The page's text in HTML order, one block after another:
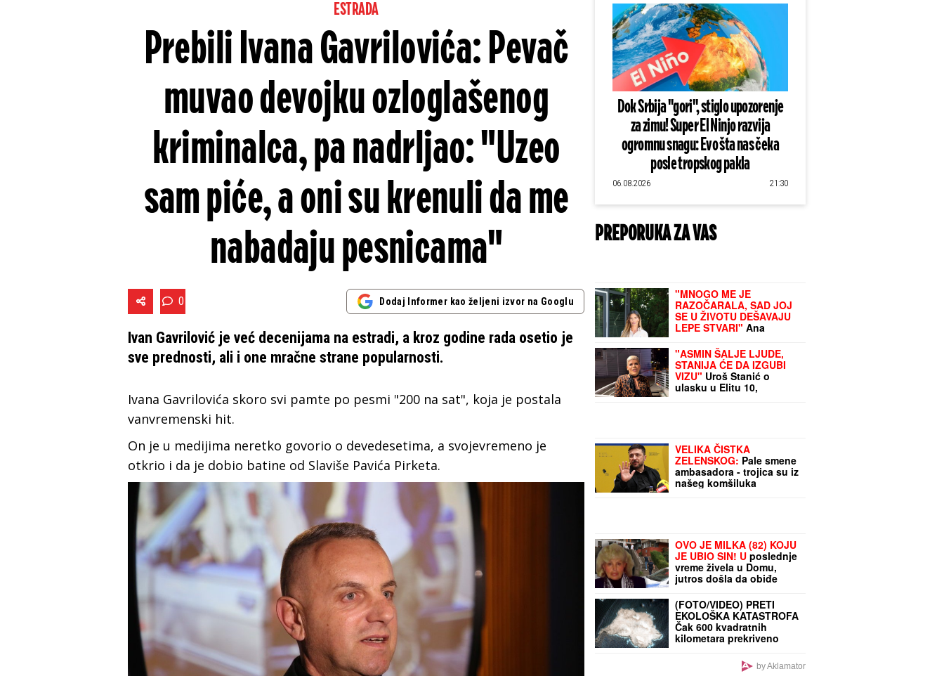
ESTRADA
Prebili Ivana Gavrilovića: Pevač
muvao devojku ozloglašenog
kriminalca, pa nadrljao: "Uzeo
sam piće, a oni su krenuli da me
nabadaju pesnicama"
0 Dodaj Informer kao željeni izvor na Googlu
Ivan Gavrilović je već decenijama na estradi, a kroz godine rada osetio je
sve prednosti, ali i one mračne strane popularnosti.
Ivana Gavrilovića skoro svi pamte po pesmi "200 na sat", koja je postala
vanvremenski hit.
On je u medijima neretko govorio o devedesetima, a svojevremeno je
otkrio i da je dobio batine od Slaviše Pavića Pirketa.
Dok Srbija "gori", stiglo upozorenje
za zimu! Super El Ninjo razvija
ogromnu snagu: Evo šta nas čeka
posle tropskog pakla
06.08.2026 21:30
PREPORUKA ZA VAS
"MNOGO ME JE
RAZOČARALA, SAD JOJ
SE U ŽIVOTU DEŠAVAJU
LEPE STVARI" Ana
je povredila rijaliti
zvezda: "Kako radite,
TOME SE I NADAJTE!"
"ASMIN ŠALJE LJUDE,
STANIJA ĆE DA IZGUBI
VIZU" Uroš Stanić o
ulasku u Elitu 10,
VELIKA ČISTKA
ZELENSKOG: Pale smene
ambasadora - trojica su iz
našeg komšiluka
OVO JE MILKA (82) KOJU
JE UBIO SIN! U poslednje
vreme živela u Domu,
jutros došla da obiđe
sina, a on je TUKAO DO
SMRTI! (FOTO, VIDEO)
(FOTO/VIDEO) PRETI
EKOLOŠKA KATASTROFA
Čak 600 kvadratnih
kilometara prekriveno
OTROVNOM MRLJOM:
Satelitski snimci otkriliby Aklamator